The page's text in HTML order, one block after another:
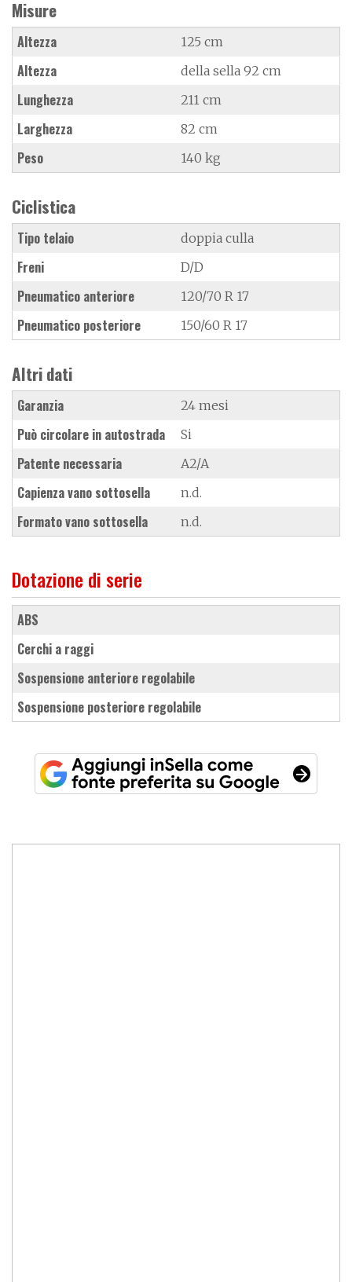
Misure
Altezza 125 cm
Altezza della sella 92 cm
Lunghezza 211 cm
Larghezza 82 cm
Peso 140 kg
Ciclistica
Tipo telaio doppia culla
Freni D/D
Pneumatico anteriore 120/70 R 17
Pneumatico posteriore 150/60 R 17
Altri dati
Garanzia 24 mesi
Può circolare in autostrada Si
Patente necessaria A2/A
Capienza vano sottosella n.d.
Formato vano sottosella n.d.
Dotazione di serie
ABS
cerchi a raggi
sospensione anteriore regolabile
sospensione posteriore regolabile